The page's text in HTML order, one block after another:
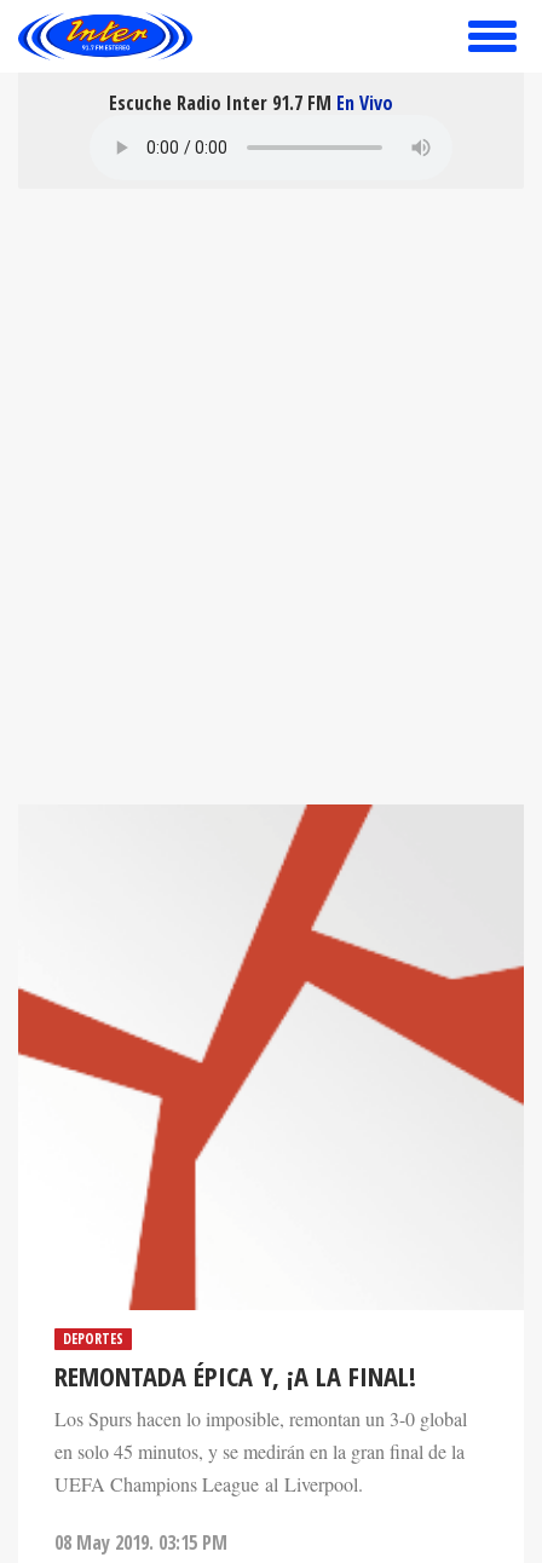
toggle
Escuche Radio Inter 91.7 FM En Vivo
DEPORTES
REMONTADA ÉPICA Y, ¡A LA FINAL!
Los Spurs hacen lo imposible, remontan un 3-0 global
en solo 45 minutos, y se medirán en la gran final de la
UEFA Champions League al Liverpool.
08 May 2019. 03:15 PM